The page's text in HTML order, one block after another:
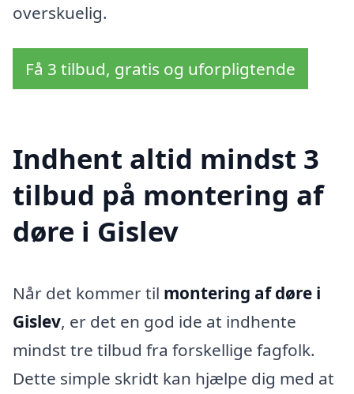
overskuelig.
Få 3 tilbud, gratis og uforpligtende
Indhent altid mindst 3
tilbud på montering af
døre i Gislev
Når det kommer til montering af døre i
Gislev, er det en god ide at indhente
mindst tre tilbud fra forskellige fagfolk.
Dette simple skridt kan hjælpe dig med at